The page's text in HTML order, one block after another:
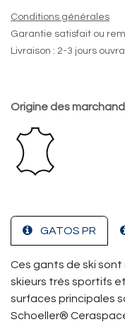
Conditions générales
Garantie satisfait ou
Livraison : 2-3 jours
Origine des
GATOS PR
Ces gants de ski
skieurs très sportifs
surfaces principales
Schoeller®